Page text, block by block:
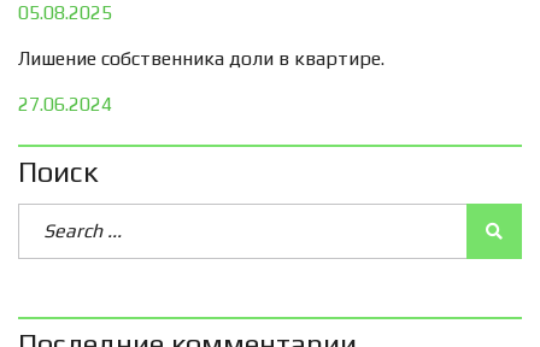
05.08.2025
Лишение собственника доли в квартире.
27.06.2024
Поиск